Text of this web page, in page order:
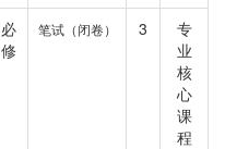
必
修
笔试（闭卷） 3
专
业
核
心
课
程